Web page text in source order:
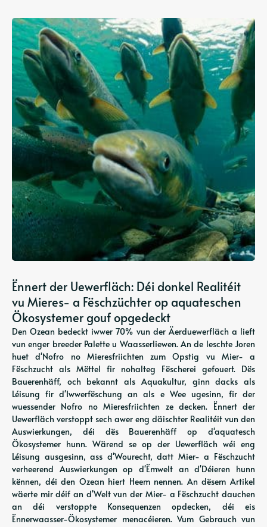
Ënnert der Uewerfläch: Déi donkel Realitéit
vu Mieres- a Fëschzüchter op aquateschen
Ökosystemer gouf opgedeckt
Den Ozean bedeckt iwwer 70% vun der Äerduewerfläch a lieft
vun enger breeder Palette u Waasserliewen. An de leschte Joren
huet d'Nofro no Mieresfriichten zum Opstig vu Mier- a
Fëschzucht als Mëttel fir nohalteg Fëscherei gefouert. Dës
Bauerenhäff, och bekannt als Aquakultur, ginn dacks als
Léisung fir d'Iwwerfëschung an als e Wee ugesinn, fir der
wuessender Nofro no Mieresfriichten ze decken. Ënnert der
Uewerfläch verstoppt sech awer eng däischter Realitéit vun den
Auswierkungen, déi dës Bauerenhäff op d'aquatesch
Ökosystemer hunn. Wärend se op der Uewerfläch wéi eng
Léisung ausgesinn, ass d'Wourecht, datt Mier- a Fëschzucht
verheerend Auswierkungen op d'Ëmwelt an d'Déieren hunn
kënnen, déi den Ozean hiert Heem nennen. An dësem Artikel
wäerte mir déif an d'Welt vun der Mier- a Fëschzucht dauchen
an déi verstoppte Konsequenzen opdecken, déi eis
Ënnerwaasser-Ökosystemer menacéieren. Vum Gebrauch vun